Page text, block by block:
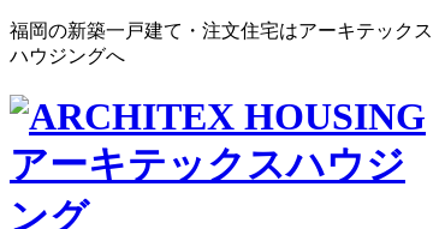
福岡の新築一戸建て・注文住宅はアーキテックス
ハウジングへ